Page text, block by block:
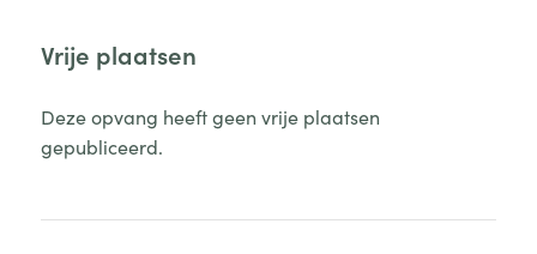
Vrije plaatsen
Deze opvang heeft geen vrije plaatsen
gepubliceerd.